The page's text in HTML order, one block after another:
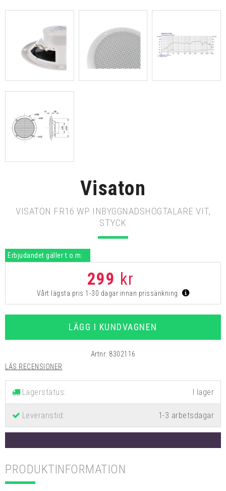
Visaton
VISATON FR16 WP INBYGGNADSHÖGTALARE VIT,
STYCK
Erbjudandet gäller t.o.m:
299 kr
Vårt lägsta pris 1-30 dagar innan prissänkning
LÄGG I KUNDVAGNEN
Artnr: 8302116
LÄS RECENSIONER
Lagerstatus:
Leveranstid: 1-3 arbetsdagar
PRODUKTINFORMATION